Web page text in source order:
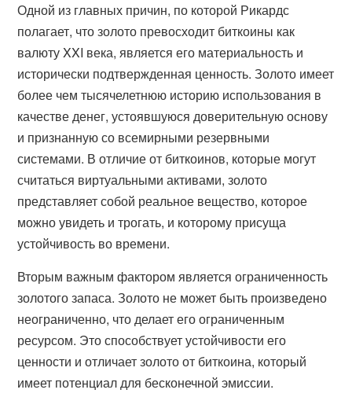
Одной из главных причин, по которой Рикардс
полагает, что золото превосходит биткоины как
валюту XXI века, является его материальность и
исторически подтвержденная ценность. Золото имеет
более чем тысячелетнюю историю использования в
качестве денег, устоявшуюся доверительную основу
и признанную со всемирными резервными
системами. В отличие от биткоинов, которые могут
считаться виртуальными активами, золото
представляет собой реальное вещество, которое
можно увидеть и трогать, и которому присуща
устойчивость во времени.
Вторым важным фактором является ограниченность
золотого запаса. Золото не может быть произведено
неограниченно, что делает его ограниченным
ресурсом. Это способствует устойчивости его
ценности и отличает золото от биткоина, который
имеет потенциал для бесконечной эмиссии.